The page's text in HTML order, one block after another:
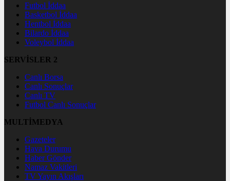
Futbol İddaa
Basketbol İddaa
Hentbol İddaa
Bilardo İddaa
Voleybol İddaa
SERVİSLER 2
Canlı Borsa
Canlı Sonuçlar
Canlı TV
Futbol Canlı Sonuçlar
MULTİMEDYA
Gazeteler
Hava Durumu
Haber Gönder
Namaz Vakitleri
TV Yayın Akışları